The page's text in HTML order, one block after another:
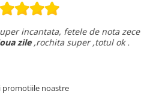
incantata, fetele de nota zece
zile,rochita super ,totul ok .
promotiile noastre